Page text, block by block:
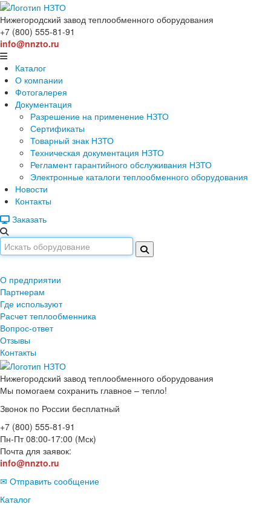
Нижегородский завод теплообменного оборудования
+7 (800) 555-81-91
info@nnzto.ru
Каталог
О компании
Фотогалерея
Документация
Разрешение на применение НЗТО
Сертификаты
Товарный знак НЗТО
Техническая документация НЗТО
Регламент гарантийного обслуживания НЗТО
Электронные каталоги теплообменного оборудования
Новости
Контакты
Заказать
О предприятии
Партнерам
Где используют
Расчет теплообменника
Вопрос-ответ
Отзывы
Контакты
Нижегородский завод теплообменного оборудования
Мы помогаем сохранить главное – тепло!
Звонок по России бесплатный
+7 (800) 555-81-91
Пн-Пт 08:00-17:00 (Мск)
Почта для заявок:
info@nnzto.ru
✉ Отправить сообщение
Каталог